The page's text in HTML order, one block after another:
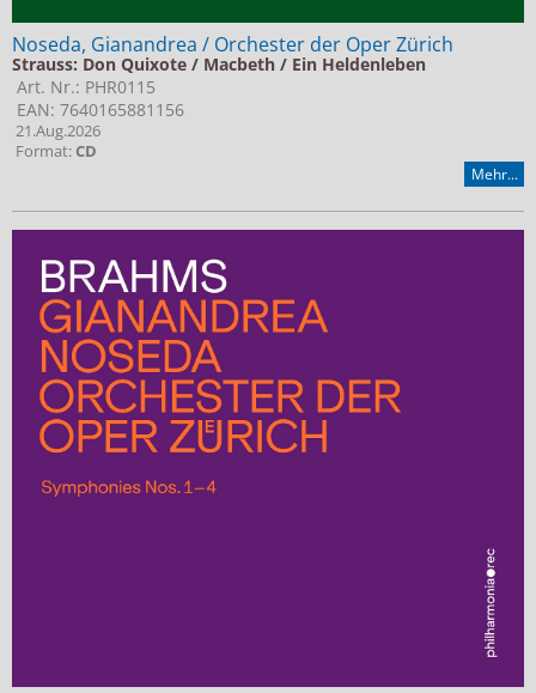
Noseda, Gianandrea / Orchester der Oper Zürich
Strauss: Don Quixote / Macbeth / Ein Heldenleben
Art. Nr.: PHR0115
EAN: 7640165881156
21.Aug.2026
Format:CD
Mehr...